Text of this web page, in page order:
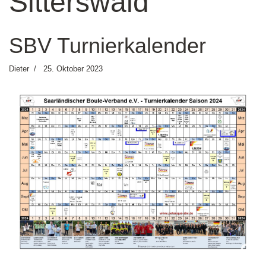
SBV Turnierkalender
Dieter 25. Oktober 2023